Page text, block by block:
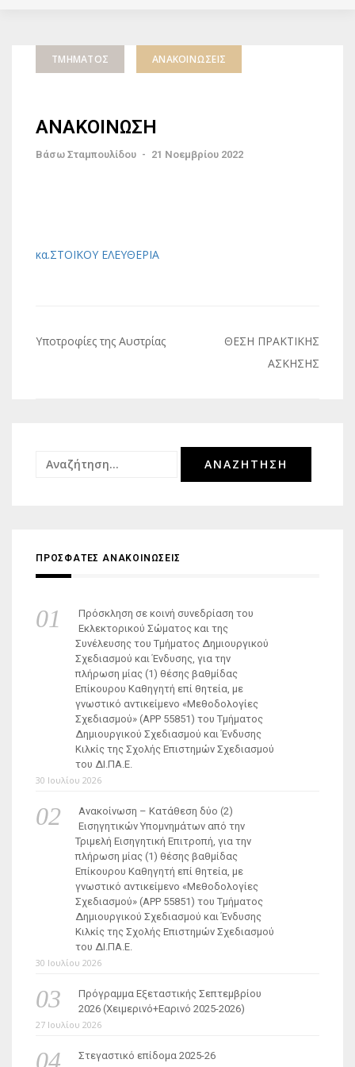
ΤΜΉΜΑΤΟΣ ΑΝΑΚΟΙΝΏΣΕΙΣ
ΑΝΑΚΟΙΝΩΣΗ
Βάσω Σταμπουλίδου - 21 Νοεμβρίου 2022
κα.ΣΤΟΪΚΟΥ ΕΛΕΥΘΕΡΙΑ
Πλοήγηση
Υποτροφίες της Αυστρίας
ΘΕΣΗ ΠΡΑΚΤΙΚΗΣ
ΑΣΚΗΣΗΣ
Αναζήτηση
ΠΡΟΣΦΑΤΕΣ ΑΝΑΚΟΙΝΩΣΕΙΣ
Πρόσκληση σε κοινή συνεδρίαση του
Εκλεκτορικού Σώματος και της
Συνέλευσης του Τμήματος Δημιουργικού
Σχεδιασμού και Ένδυσης, για την
πλήρωση μίας (1) θέσης βαθμίδας
Επίκουρου Καθηγητή επί θητεία, με
γνωστικό αντικείμενο «Μεθοδολογίες
Σχεδιασμού» (ΑΡΡ 55851) του Τμήματος
Δημιουργικού Σχεδιασμού και Ένδυσης
Κιλκίς της Σχολής Επιστημών Σχεδιασμού
του ΔΙ.ΠΑ.Ε.
30 Ιουλίου 2026
Ανακοίνωση – Κατάθεση δύο (2)
Εισηγητικών Υπομνημάτων από την
Τριμελή Εισηγητική Επιτροπή, για την
πλήρωση μίας (1) θέσης βαθμίδας
Επίκουρου Καθηγητή επί θητεία, με
γνωστικό αντικείμενο «Μεθοδολογίες
Σχεδιασμού» (ΑΡΡ 55851) του Τμήματος
Δημιουργικού Σχεδιασμού και Ένδυσης
Κιλκίς της Σχολής Επιστημών Σχεδιασμού
του ΔΙ.ΠΑ.Ε.
30 Ιουλίου 2026
Πρόγραμμα Εξεταστικής Σεπτεμβρίου
2026 (Χειμερινό+Εαρινό 2025-2026)
27 Ιουλίου 2026
Στεγαστικό επίδομα 2025-26